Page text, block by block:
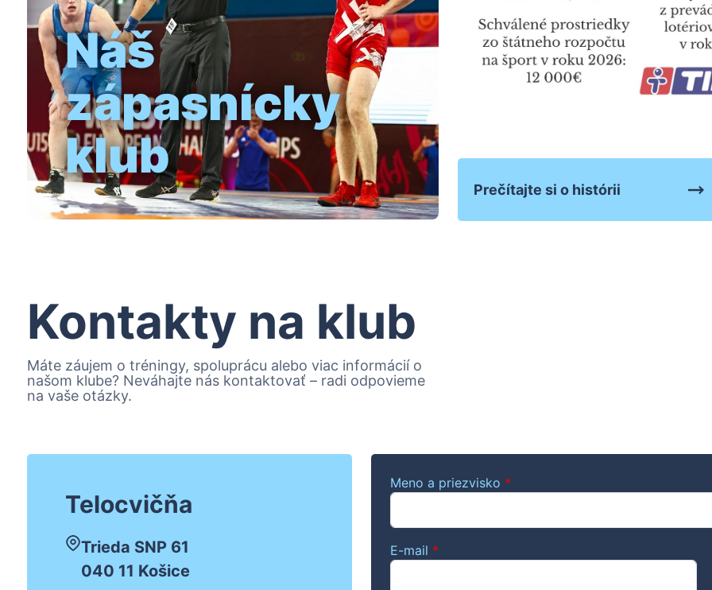
Prečítajte si o histórii
Náš
zápasnícky
klub
Kontakty na klub
Máte záujem o tréningy, spoluprácu alebo viac informácií o
našom klube? Neváhajte nás kontaktovať – radi odpovieme
na vaše otázky.
Telocvičňa
Trieda SNP 61
040 11 Košice
Meno a priezvisko *
E-mail *